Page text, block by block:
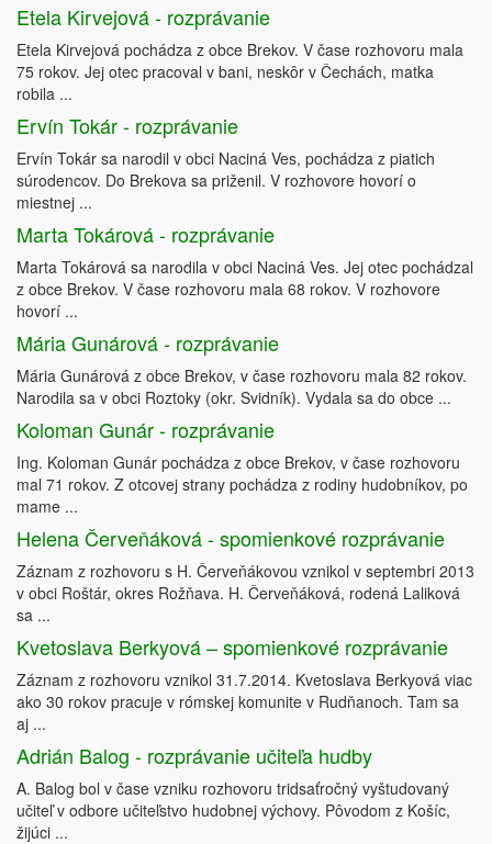
Etela Kirvejová - rozprávanie
Etela Kirvejová pochádza z obce Brekov. V čase rozhovoru mala
75 rokov. Jej otec pracoval v bani, neskôr v Čechách, matka
robila ...
Ervín Tokár - rozprávanie
Ervín Tokár sa narodil v obci Naciná Ves, pochádza z piatich
súrodencov. Do Brekova sa priženil. V rozhovore hovorí o
miestnej ...
Marta Tokárová - rozprávanie
Marta Tokárová sa narodila v obci Naciná Ves. Jej otec pochádzal
z obce Brekov. V čase rozhovoru mala 68 rokov. V rozhovore
hovorí ...
Mária Gunárová - rozprávanie
Mária Gunárová z obce Brekov, v čase rozhovoru mala 82 rokov.
Narodila sa v obci Roztoky (okr. Svidník). Vydala sa do obce ...
Koloman Gunár - rozprávanie
Ing. Koloman Gunár pochádza z obce Brekov, v čase rozhovoru
mal 71 rokov. Z otcovej strany pochádza z rodiny hudobníkov, po
mame ...
Helena Červeňáková - spomienkové rozprávanie
Záznam z rozhovoru s H. Červeňákovou vznikol v septembri 2013
v obci Roštár, okres Rožňava. H. Červeňáková, rodená Laliková
sa ...
Kvetoslava Berkyová – spomienkové rozprávanie
Záznam z rozhovoru vznikol 31.7.2014. Kvetoslava Berkyová viac
ako 30 rokov pracuje v rómskej komunite v Rudňanoch. Tam sa
aj ...
Adrián Balog - rozprávanie učiteľa hudby
A. Balog bol v čase vzniku rozhovoru tridsaťročný vyštudovaný
učiteľ v odbore učiteľstvo hudobnej výchovy. Pôvodom z Košíc,
žijúci ...